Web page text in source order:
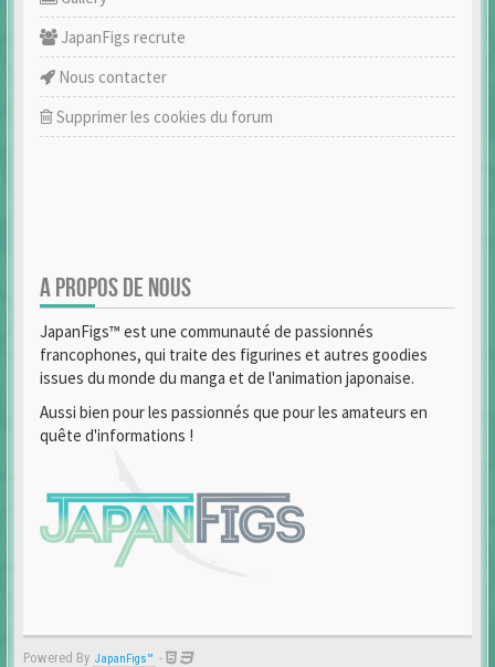
JapanFigs recrute
Nous contacter
Supprimer les cookies du forum
A PROPOS DE NOUS
JapanFigs™ est une communauté de passionnés
francophones, qui traite des figurines et autres goodies
issues du monde du manga et de l'animation japonaise.
Aussi bien pour les passionnés que pour les amateurs en
quête d'informations !
Powered By JapanFigs™ -